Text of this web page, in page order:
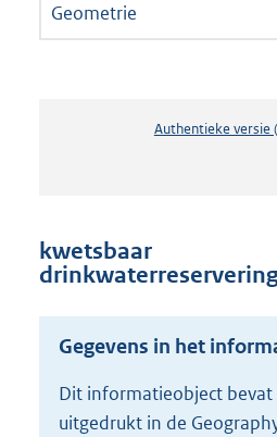
Geometrie
Authentieke versie
kwetsbaar
Gegevens in het
Dit informatieobject
uitgedrukt in de